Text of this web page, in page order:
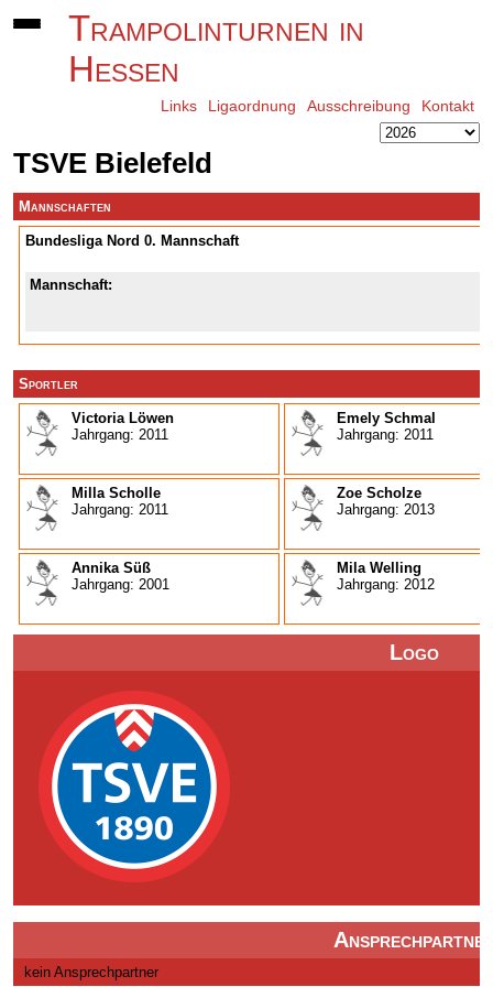
Trampolinturnen in
Hessen
Links Ligaordnung Ausschreibung Kontakt
TSVE Bielefeld
Logo
kein Ansprechpartner
Mannschaften
Bundesliga Nord 0. Mannschaft
Mannschaft:
Sportler
Victoria Löwen
Jahrgang: 2011
Emely Schmal
Jahrgang: 2011
Milla Scholle
Jahrgang: 2011
Zoe Scholze
Jahrgang: 2013
Annika Süß
Jahrgang: 2001
Mila Welling
Jahrgang: 2012